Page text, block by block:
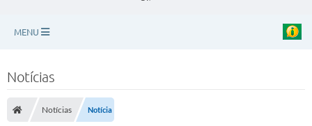
MENU
Notícias
Notícias Notícia